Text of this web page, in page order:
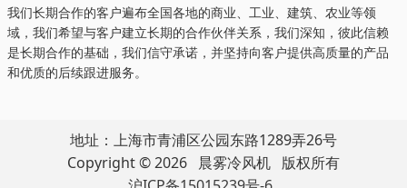
我们长期合作的客户遍布全国各地的商业、工业、建筑、农业等领
域，我们希望与客户建立长期的合作伙伴关系，我们深知，彼此信赖
是长期合作的基础，我们信守承诺，并坚持向客户提供高质量的产品
和优质的后续跟进服务。
地址：上海市青浦区公园东路1289弄26号
Copyright © 2026 晨雾冷风机 版权所有